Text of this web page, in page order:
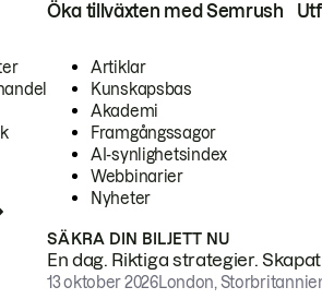
Öka tillväxten med Semrush
Artiklar
Kunskapsbas
Akademi
Framgångssagor
AI-synlighetsindex
Webbinarier
Nyheter
SÄKRA DIN BILJETT NU
En dag. Riktiga strategier.
13 oktober 2026London,